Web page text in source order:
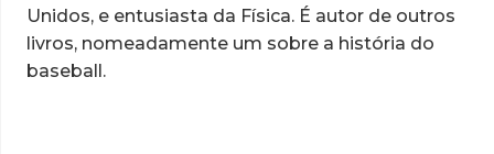
Unidos, e entusiasta da Física. É autor de outros
livros, nomeadamente um sobre a história do
baseball.